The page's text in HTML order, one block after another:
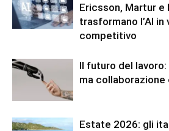
Ericsson, Martur e
trasformano l’AI in
competitivo
Il futuro del
ma collaborazione
Estate 2026: gli